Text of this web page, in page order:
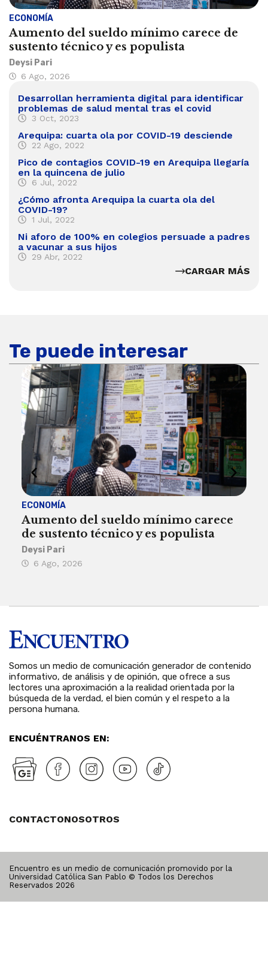
ECONOMÍA
Aumento del sueldo mínimo carece de
sustento técnico y es populista
Deysi Pari
6 Ago, 2026
Desarrollan herramienta digital para identificar
problemas de salud mental tras el covid
3 Oct, 2023
Arequipa: cuarta ola por COVID-19 desciende
22 Ago, 2022
Pico de contagios COVID-19 en Arequipa llegaría
en la quincena de julio
6 Jul, 2022
¿Cómo afronta Arequipa la cuarta ola del
COVID-19?
1 Jul, 2022
Ni aforo de 100% en colegios persuade a padres
a vacunar a sus hijos
29 Abr, 2022
CARGAR MÁS
Te puede interesar
ECONOMÍA
Aumento del sueldo mínimo carece
de sustento técnico y es populista
Deysi Pari
6 Ago, 2026
Somos un medio de comunicación generador de contenido
informativo, de análisis y de opinión, que ofrece a sus
lectores una aproximación a la realidad orientada por la
búsqueda de la verdad, el bien común y el respeto a la
persona humana.
ENCUÉNTRANOS EN:
CONTACTONOSOTROS
Encuentro es un medio de comunicación promovido por la
Universidad Católica San Pablo © Todos los Derechos
Reservados 2026